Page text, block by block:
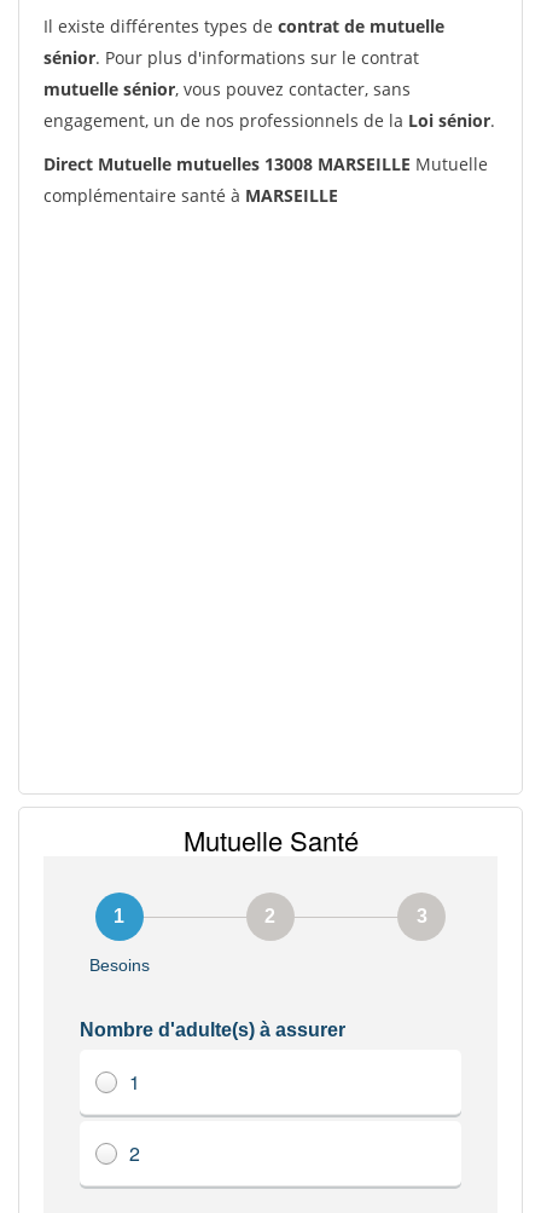
Il existe différentes types de contrat de mutuelle
sénior. Pour plus d'informations sur le contrat
mutuelle sénior, vous pouvez contacter, sans
engagement, un de nos professionnels de la Loi sénior.
Direct Mutuelle mutuelles 13008 MARSEILLE Mutuelle
complémentaire santé à MARSEILLE